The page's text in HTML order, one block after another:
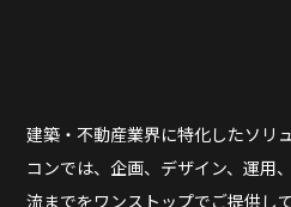
建築・不動産業界に特化したソリ
コンでは、企画、デザイン、運用
流までをワンストップでご提供し